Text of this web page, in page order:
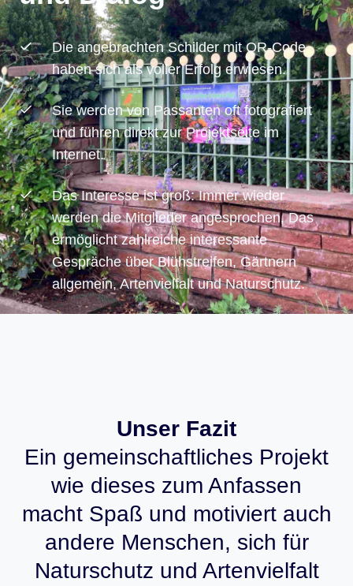
Die angebrachten Schilder mit QR-Code
haben sich als voller Erfolg erwiesen.
Sie werden von Passanten oft fotografiert
und führen direkt zur Projektseite im
Internet.
Das Interesse ist groß: Immer wieder
werden die Mitglieder angesprochen, Das
ermöglicht zahlreiche interessante
Gespräche über Blühstreifen, Gärtnern
allgemein, Artenvielfalt und Naturschutz.
Unser Fazit
Ein gemeinschaftliches Projekt
wie dieses zum Anfassen
macht Spaß und motiviert auch
andere Menschen, sich für
Naturschutz und Artenvielfalt